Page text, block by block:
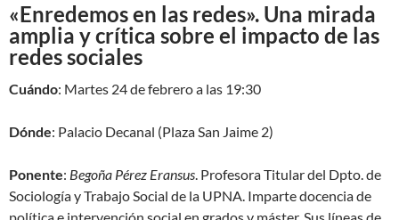
«Enredemos en las redes». Una mirada
amplia y crítica sobre el impacto de las
redes sociales
Cuándo: Martes 24 de febrero a las 19:30
Dónde: Palacio Decanal (Plaza San Jaime 2)
Ponente: Begoña Pérez Eransus. Profesora Titular del Dpto. de
Sociología y Trabajo Social de la UPNA. Imparte docencia de